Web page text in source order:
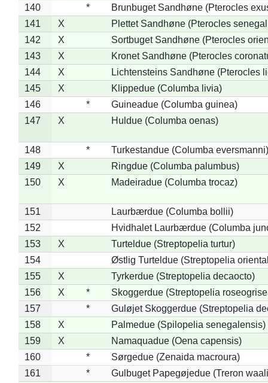
140
*
Brunbuget Sandhøne (Pterocles
141
X
Plettet Sandhøne (Pterocles
142
X
Sortbuget Sandhøne (Pterocles
143
X
Kronet Sandhøne (Pterocles
144
X
Lichtensteins Sandhøne (Pterocles
145
X
Klippedue (Columba livia)
146
*
Guineadue (Columba guinea)
147
X Huldue (Columba oenas)
148 *
Turkestandue (Columba eversmanni)
149
X
Ringdue (Columba palumbus)
150
X Madeiradue (Columba trocaz)
151
Laurbærdue (Columba bollii)
152
Hvidhalet Laurbærdue (Columba
153
X
Turteldue (Streptopelia turtur)
154
Østlig Turteldue (Streptopelia
155
X
Tyrkerdue (Streptopelia decaocto)
156
X *
Skoggerdue (Streptopelia
157
*
Guløjet Skoggerdue (Streptopelia
158
X
Palmedue (Spilopelia senegalensis)
159
X
Namaquadue (Oena capensis)
160
*
Sørgedue (Zenaida macroura)
161
*
Gulbuget Papegøjedue (Treron